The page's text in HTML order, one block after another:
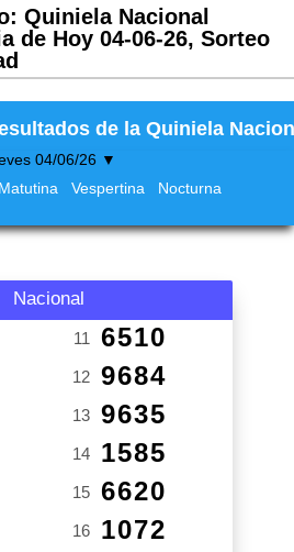
Quiniela Nacional
de Hoy 04-06-26, Sorteo
de la Quiniela
04/06/26 ▼
Matutina Vespertina Nocturna
Nacional
11 6510
12 9684
13 9635
14 1585
15 6620
16 1072